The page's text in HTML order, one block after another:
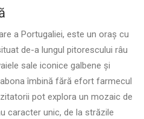
a Portugaliei, este un oraș cu
de-a lungul pitorescului râu
sale iconice galbene și
îmbină fără efort farmecul
pot explora un mozaic de
caracter unic, de la străzile